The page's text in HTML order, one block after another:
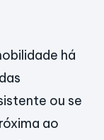
há
ou se
ao